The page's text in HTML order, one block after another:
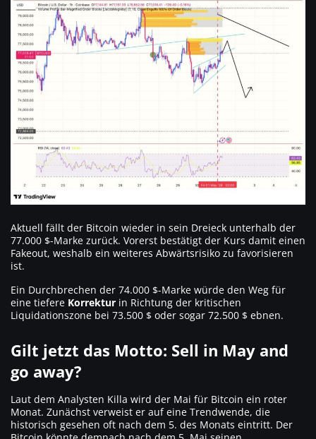
Aktuell fällt der Bitcoin wieder in sein Dreieck unterhalb der
77.000 $-Marke zurück. Vorerst bestätigt der Kurs damit einen
Fakeout, weshalb ein weiteres Abwärtsrisiko zu favorisieren
ist.
Ein Durchbrechen der 74.000 $-Marke würde den Weg für
eine tiefere Korrektur in Richtung der kritischen
Liquidationszone bei 73.500 $ oder sogar 72.500 $ ebnen.
Gilt jetzt das Motto: Sell in May and
go away?
Laut dem Analysten Killa wird der Mai für Bitcoin ein roter
Monat. Zunächst verweist er auf eine Trendwende, die
historisch gesehen oft nach dem 5. des Monats eintritt. Der